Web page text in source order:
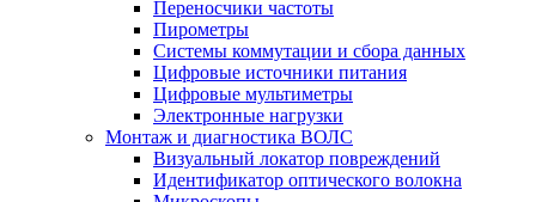
Переносчики частоты
Пирометры
Системы коммутации и сбора данных
Цифровые источники питания
Цифровые мультиметры
Электронные нагрузки
Монтаж и диагностика ВОЛС
Визуальный локатор повреждений
Идентификатор оптического волокна